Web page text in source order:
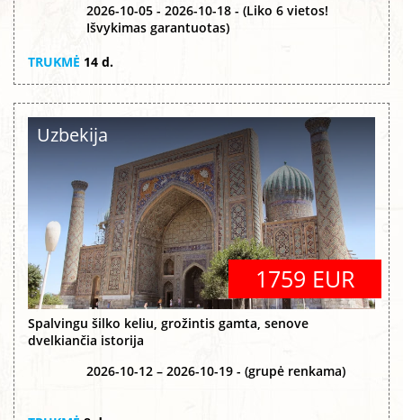
2026-10-05 - 2026-10-18 - (Liko 6 vietos!
Išvykimas garantuotas)
TRUKMĖ 14 d.
Uzbekija
1759 EUR
Spalvingu šilko keliu, grožintis gamta, senove
dvelkiančia istorija
2026-10-12 – 2026-10-19 - (grupė renkama)